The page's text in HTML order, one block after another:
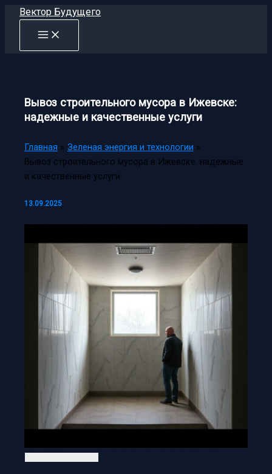
Перейти
содержимому
Вектор Будущего
Вывоз строительного мусора в Ижевске:
надежные и качественные услуги
Главная
Зеленая энергия и технологии
Вывоз строительного мусора в Ижевске: надежные
и качественные услуги
13.09.2025